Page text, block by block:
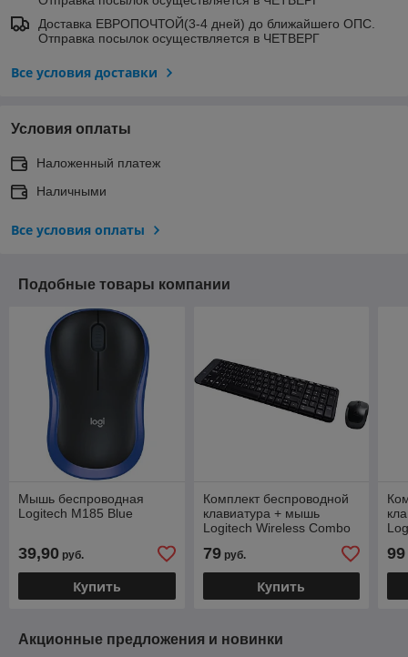
Доставка ЕВРОПОЧТОЙ(3-4 дней) до ближайшего ОПС.
Отправка посылок осуществляется в ЧЕТВЕРГ
Все условия доставки
Условия оплаты
Наложенный платеж
Наличными
Все условия оплаты
Подобные товары компании
Мышь беспроводная
Logitech M185 Blue
39,90 руб.
Купить
Комплект беспроводной
клавиатура + мышь
Logitech Wireless Combo
003169)
79руб.
Купить
99
Акционные предложения и новинки